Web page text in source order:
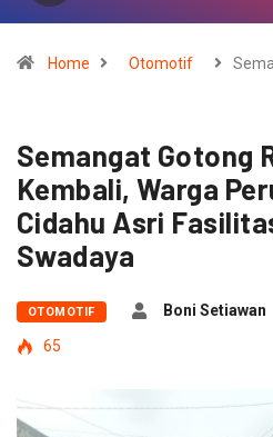
Home Otomotif
Semangat Gotong
Kembali, Warga
Cidahu Asri
Swadaya
OTOMOTIF Boni Setiawan
65